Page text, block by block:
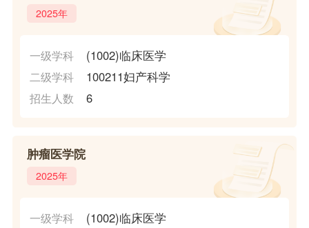
2025年
一级学科 (1002)临床医学
二级学科 100211妇产科学
招生人数 6
肿瘤医学院
2025年
一级学科 (1002)临床医学